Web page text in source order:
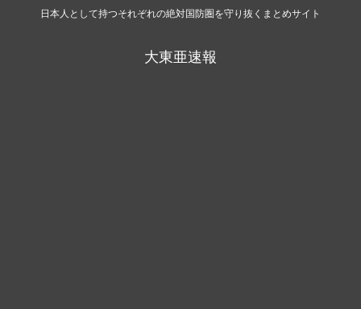
日本人として持つそれぞれの絶対国防圏を守り抜くまとめサイト
大東亜速報